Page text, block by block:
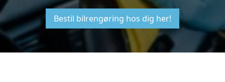
Bestil bilrengøring hos dig her!